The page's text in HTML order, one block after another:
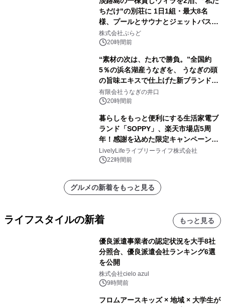
ちだけ"の別荘に 1日1組・最大8名
様、プールとサウナとジェットバス付
きで Villa Mon Temps AWAJIの連泊
素泊りプラン
株式会社ぷらど
20時間前
“素材の次は、たれで勝負。”全国約
5％の浜名湖産うなぎを、 うなぎの頭
の旨味エキスで仕上げた新ブランド
「井口の誉」誕生
有限会社うなぎの井口
20時間前
暮らしをもっと便利にする生活家電ブ
ランド「SOPPY」、楽天市場店5周
年！感謝を込めた限定キャンペーンを
8月10日より開催
LivelyLifeライブリーライフ株式会社
22時間前
グルメの新着をもっと見る
ライフスタイルの新着 もっと見る
優良派遣事業者の認定状況を大手8社
分照合、優良派遣会社ランキング6選
を公開
株式会社cielo azul
9時間前
フロムアースキッズ × 地域 × 大学生が